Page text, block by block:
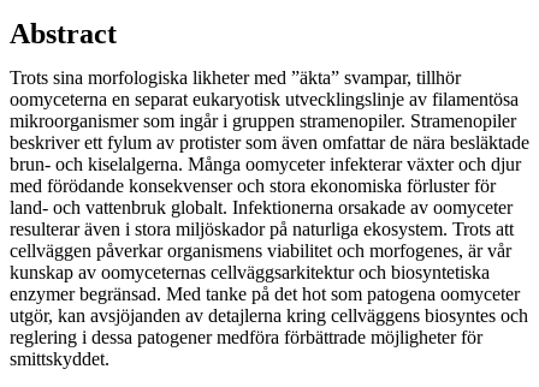
Abstract
Trots sina morfologiska likheter med ”äkta” svampar, tillhör
oomyceterna en separat eukaryotisk utvecklingslinje av filamentösa
mikroorganismer som ingår i gruppen stramenopiler. Stramenopiler
beskriver ett fylum av protister som även omfattar de nära besläktade
brun- och kiselalgerna. Många oomyceter infekterar växter och djur
med förödande konsekvenser och stora ekonomiska förluster för
land- och vattenbruk globalt. Infek­tionerna orsakade av oomyceter
resulterar även i stora miljöskador på naturliga ekosystem. Trots att
cellväggen påverkar organismens viabilitet och morfogenes, är vår
kunskap av oomyceternas cellväggsarkitektur och biosyntetiska
enzymer begränsad. Med tanke på det hot som patogena oomyceter
utgör, kan avsjöjanden av detajlerna kring cellväggens bio­syntes och
reglering i dessa patogener medföra förbättrade möjligheter för
smittskyddet.